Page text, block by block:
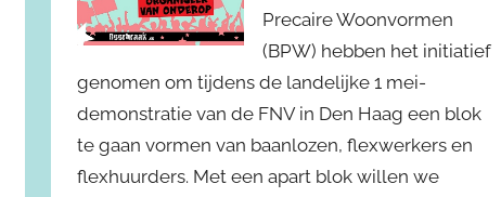
Precaire Woonvormen
(BPW) hebben het initiatief
genomen om tijdens de landelijke 1 mei-
demonstratie van de FNV in Den Haag een blok
te gaan vormen van baanlozen, flexwerkers en
flexhuurders. Met een apart blok willen we